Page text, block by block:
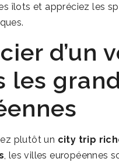
îlots et appréciez les
d’un
les
plutôt un city trip
, les villes européennes